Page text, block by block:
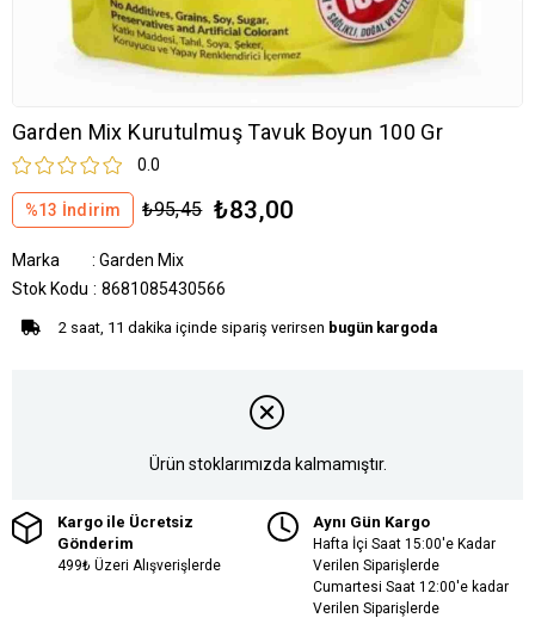
Garden Mix Kurutulmuş Tavuk Boyun 100 Gr
0.0
%13 İndirim ₺95,45 ₺83,00
Marka : Garden Mix
Stok Kodu
8681085430566
2 saat, 11 dakika içinde sipariş verirsen bugün kargoda
Ürün stoklarımızda kalmamıştır.
Kargo ile Ücretsiz
Gönderim
499₺ Üzeri Alışverişlerde
Aynı Gün Kargo
Hafta İçi Saat 15:00'e Kadar
Verilen Siparişlerde
Cumartesi Saat 12:00'e kadar
Verilen Siparişlerde